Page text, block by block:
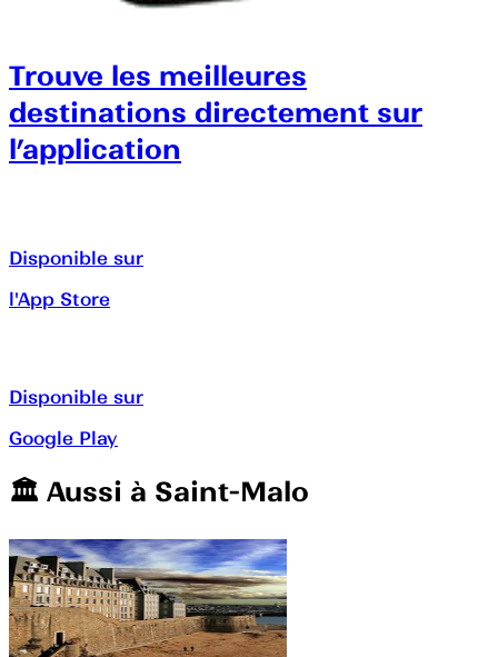
Trouve les meilleures
destinations directement sur
l’application
Disponible sur
l'App Store
Disponible sur
Google Play
🏛️️ Aussi à Saint-Malo